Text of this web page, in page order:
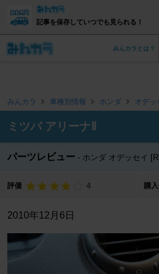
記事を保存していつでも見られる！
みんカラとは？
みんカラ 車種別情報 ホンダ オデッ
ミツバ アリーナⅡ
パーツレビュー ホンダ オデッセイ
評価 4 購
2010年12月6日